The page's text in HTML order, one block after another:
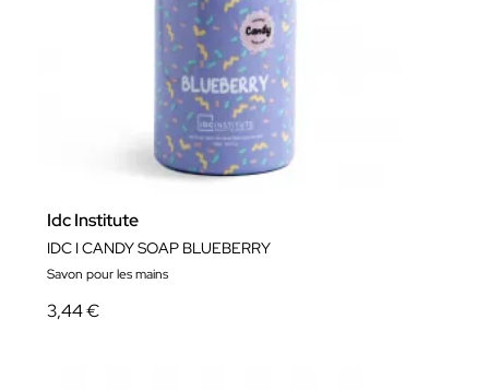
Idc Institute
IDC I CANDY SOAP BLUEBERRY
Savon pour les mains
3,44 €